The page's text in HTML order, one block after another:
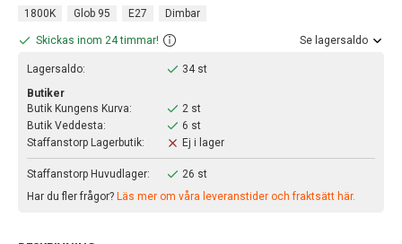
1800K Glob 95 E27 Dimbar
Skickas inom 24 timmar! Se lagersaldo
Lagersaldo:
34 st
Butiker
Butik Kungens Kurva:
2 st
Butik Veddesta:
6 st
Staffanstorp Lagerbutik:
Ej i lager
Staffanstorp Huvudlager:
26 st
Har du fler frågor? Läs mer om våra leveranstider och fraktsätt här.